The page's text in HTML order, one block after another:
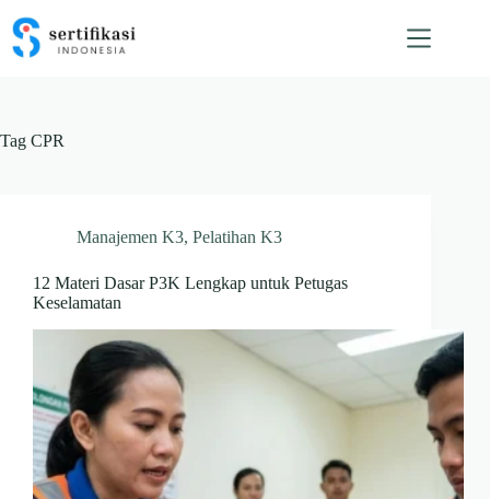
content
Tag CPR
Manajemen K3, Pelatihan K3
12 Materi Dasar P3K Lengkap untuk Petugas
Keselamatan